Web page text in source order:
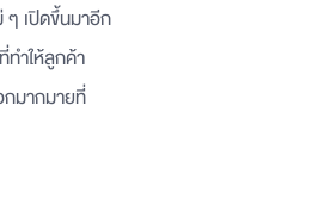
ๆ เปิดขึ้นมาอีก
ำให้ลูกค้า
มากมายที่